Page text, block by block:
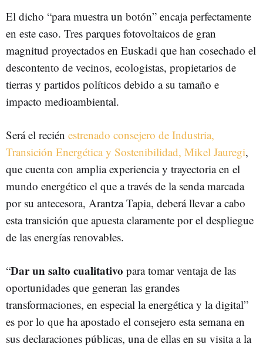
El dicho “para muestra un botón” encaja perfectamente
en este caso. Tres parques fotovoltaicos de gran
magnitud proyectados en Euskadi que han cosechado el
descontento de vecinos, ecologistas, propietarios de
tierras y partidos políticos debido a su tamaño e
impacto medioambiental.
Será el recién estrenado consejero de Industria,
Transición Energética y Sostenibilidad, Mikel Jauregi,
que cuenta con amplia experiencia y trayectoria en el
mundo energético el que a través de la senda marcada
por su antecesora, Arantza Tapia, deberá llevar a cabo
esta transición que apuesta claramente por el despliegue
de las energías renovables.
“Dar un salto cualitativo para tomar ventaja de las
oportunidades que generan las grandes
transformaciones, en especial la energética y la digital”
es por lo que ha apostado el consejero esta semana en
sus declaraciones públicas, una de ellas en su visita a la